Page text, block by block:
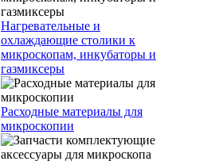
Нагревательные и
охлаждающие столики к
микроскопам, инкубаторы и
газмиксеры
Расходные материалы для
микроскопии